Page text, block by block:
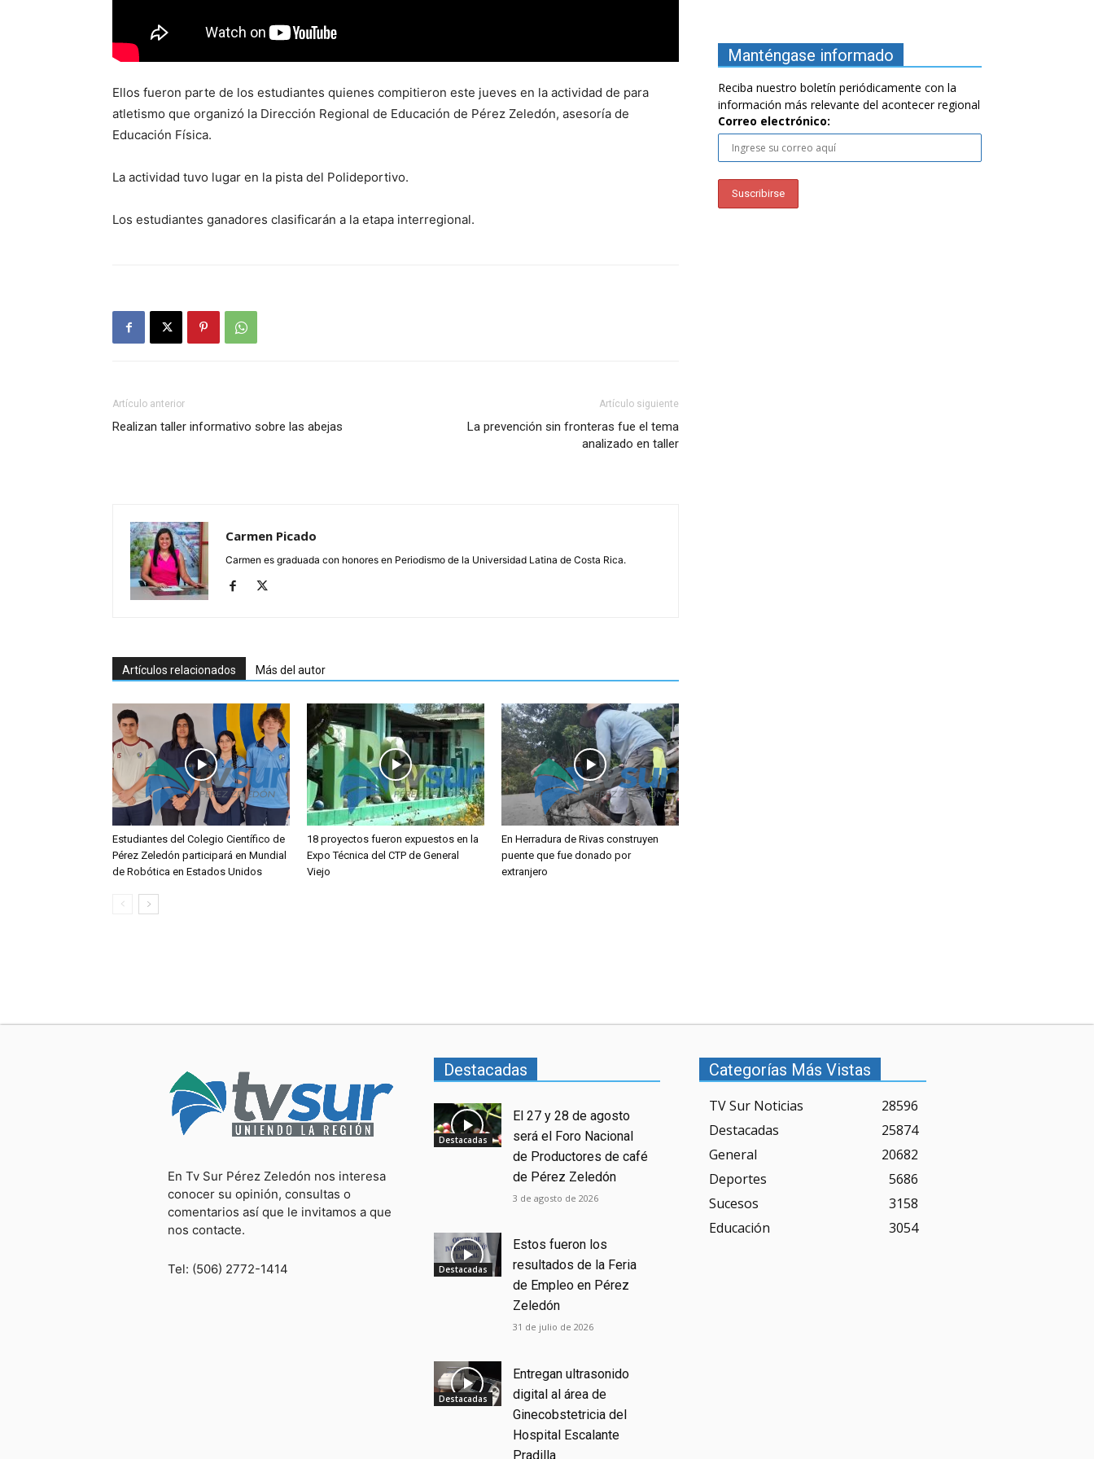
Ellos fueron parte de los estudiantes quienes compitieron este jueves en la actividad de para
atletismo que organizó la Dirección Regional de Educación de Pérez Zeledón, asesoría de
Educación Física.
La actividad tuvo lugar en la pista del Polideportivo.
Los estudiantes ganadores clasificarán a la etapa interregional.
Artículo anterior
Realizan taller informativo sobre las abejas
Artículo siguiente
La prevención sin fronteras fue el tema
analizado en taller
Carmen Picado
Carmen es graduada con honores en Periodismo de la Universidad Latina de Costa Rica.
Artículos relacionados Más del autor
Estudiantes del Colegio Científico de
Pérez Zeledón participará en Mundial
de Robótica en Estados Unidos
18 proyectos fueron expuestos en la
Expo Técnica del CTP de General
Viejo
En Herradura de Rivas construyen
puente que fue donado por
extranjero
Manténgase informado
Reciba nuestro boletín periódicamente con la
información más relevante del acontecer regional
Correo electrónico:
En Tv Sur Pérez Zeledón nos interesa
conocer su opinión, consultas o
comentarios así que le invitamos a que
nos contacte.
Tel: (506) 2772-1414
Destacadas
Destacadas
El 27 y 28 de agosto
será el Foro Nacional
de Productores de café
de Pérez Zeledón
3 de agosto de 2026
Destacadas
Estos fueron los
resultados de la Feria
de Empleo en Pérez
Zeledón
31 de julio de 2026
Destacadas
Entregan ultrasonido
digital al área de
Ginecobstetricia del
Hospital Escalante
Pradilla
Categorías Más Vistas
TV Sur Noticias
28596
Destacadas
25874
General
20682
Deportes
5686
Sucesos
3158
Educación
3054